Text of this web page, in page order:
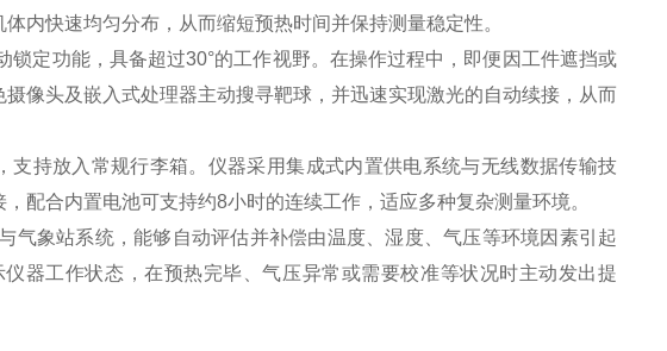
内快速均匀分布，从而缩短预热时间并保持测量稳定性。
定功能，具备超过30°的工作视野。在操作过程中，即便因工件遮挡或
像头及嵌入式处理器主动搜寻靶球，并迅速实现激光的自动续接，从而
持放入常规行李箱。仪器采用集成式内置供电系统与无线数据传输技
配合内置电池可支持约8小时的连续工作，适应多种复杂测量环境。
气象站系统，能够自动评估并补偿由温度、湿度、气压等环境因素引起
器工作状态，在预热完毕、气压异常或需要校准等状况时主动发出提